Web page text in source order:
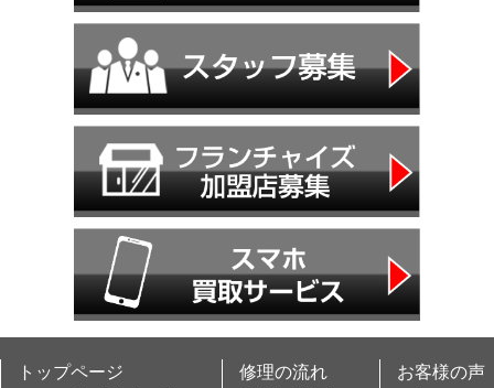
トップページ
修理の流れ
お客様の声